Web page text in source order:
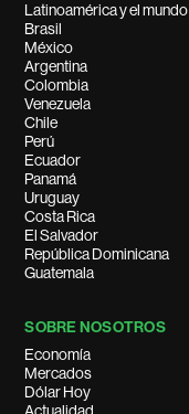
Latinoamérica y el mundo
Brasil
México
Argentina
Colombia
Venezuela
Chile
Perú
Ecuador
Panamá
Uruguay
Costa Rica
El Salvador
República Dominicana
Guatemala
SOBRE NOSOTROS
Economía
Mercados
Dólar Hoy